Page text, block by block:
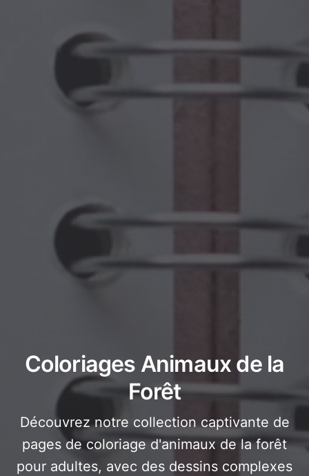
Coloriages Animaux de la
Forêt
Découvrez notre collection captivante de
pages de coloriage d'animaux de la forêt
pour adultes, avec des dessins complexes